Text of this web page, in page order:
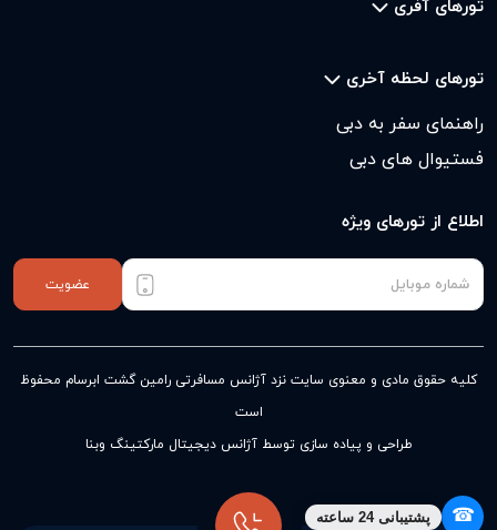
تورهای آفری
تورهای لحظه آخری
راهنمای سفر به دبی
فستیوال های دبی
اطلاع از تورهای ویژه
عضویت
کلیه حقوق مادی و معنوی سایت نزد آژانس مسافرتی رامین گشت ابرسام محفوظ
است
طراحی و پیاده سازی توسط آژانس دیجیتال مارکتینگ وبنا
☎ پشتیبانی 24 ساعته